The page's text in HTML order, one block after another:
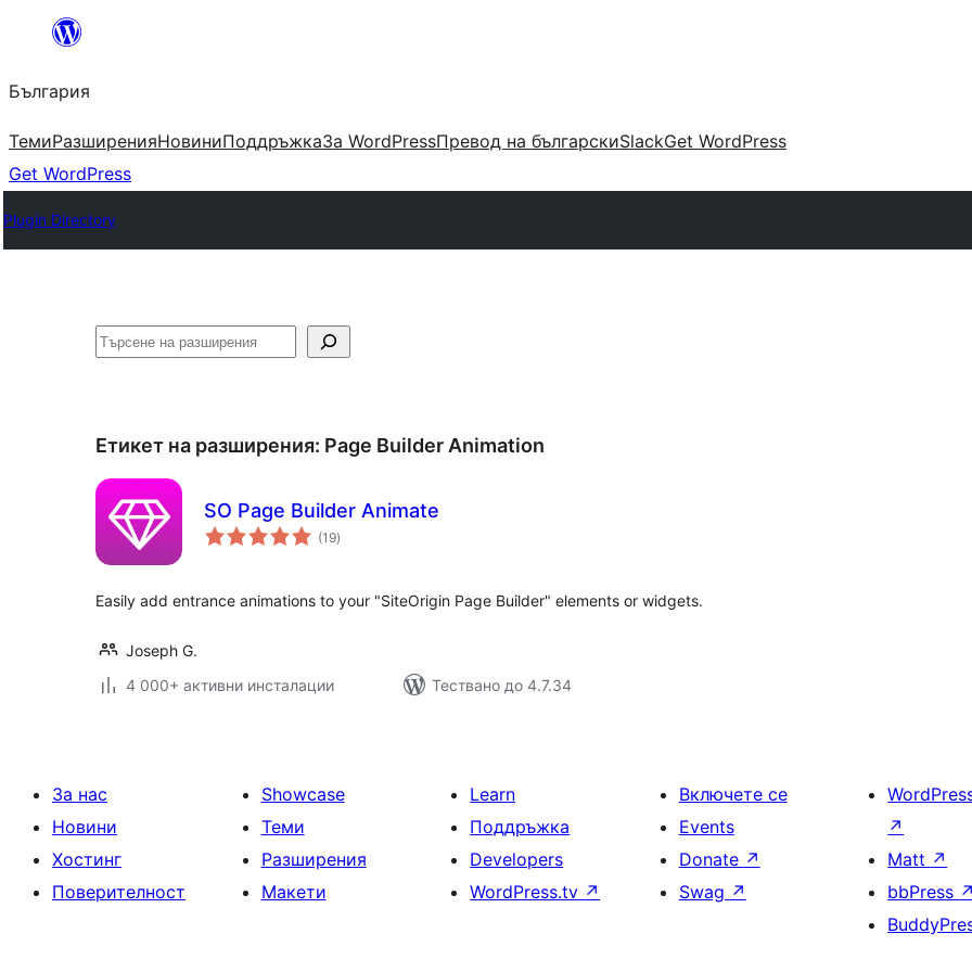
България
ТемиРазширенияНовиниПоддръжкаЗа WordPressПревод на българскиSlackGet WordPress
Get WordPress
Plugin Directory
Търсене
Етикет на разширения: Page Builder Animation
SO Page Builder Animate
(19общо
оценки
)
Easily add entrance animations to your "SiteOrigin Page Builder" elements or widgets.
Joseph G.
4 000+ активни инсталации
Тествано до 4.7.34
За нас
Новини
Хостинг
Поверителност
Showcase
Теми
Разширения
Макети
Learn
Поддръжка
Developers
WordPress.tv ↗
Включете се
Events
Donate ↗
Swag ↗
↗
Matt ↗
bbPress ↗